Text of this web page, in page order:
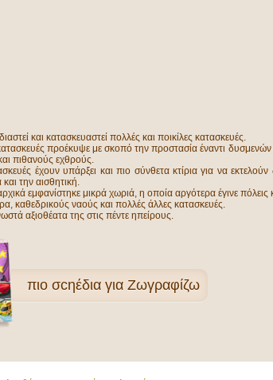
και κατασκευαστεί πολλές και ποικίλες κατασκευές.
προέκυψε με σκοπό την προστασία έναντι
πιθανούς εχθρούς.
έχουν υπάρξει και πιο σύνθετα κτίρια για να
και την αισθητική.
εμφανίστηκε μικρά χωριά, η οποία αργότερα έγινε πόλεις
καθεδρικούς ναούς και πολλές άλλες κατασκευές.
αξιοθέατα της στις πέντε ηπείρους.
πιο σcηέδια για Ζωγραφίζω